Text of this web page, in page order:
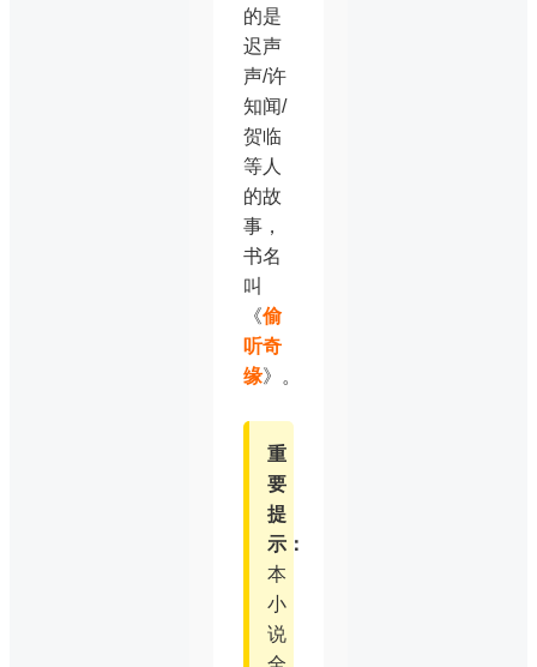
的是
迟声
声/许
知闻/
贺临
等人
的故
事，
书名
叫
《偷
听奇
缘》。
重
要
提
示：
本
小
说